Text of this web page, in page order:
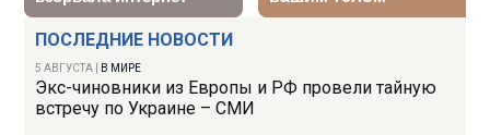
ПОСЛЕДНИЕ НОВОСТИ
5 АВГУСТА В МИРЕ
Экс-чиновники из Европы и РФ провели тайную
встречу по Украине – СМИ